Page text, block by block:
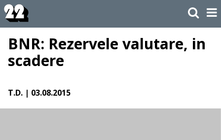
BNR: Rezervele valutare, in
scadere
T.D. | 03.08.2015